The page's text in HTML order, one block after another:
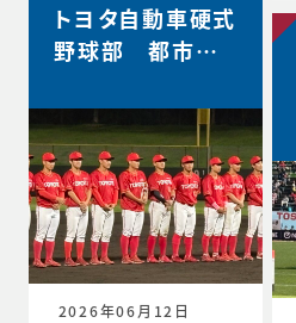
る。これまで蓄積した
ものタフなゲームで
やってみる。主観的な
う整理するか。翌日の
練習から次のステー
ジの自分と向かい合
おう。 ≪12月31日≫
桐蔭学園ラグビーフ
ァミリー。昨年の3年
生が花園初戦に駆け
つけてくれました。 あ
トヨタ自動車硬式
野球部 都市対
場決定
2026年06月12日